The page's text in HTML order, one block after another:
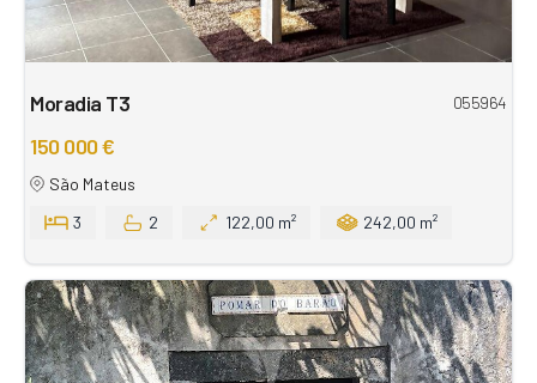
Moradia T3 055964
150 000 €
São Mateus
3
2 122,00 m² 242,00 m²